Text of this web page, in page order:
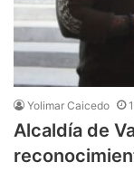
Yolimar Caicedo
Alcaldía de